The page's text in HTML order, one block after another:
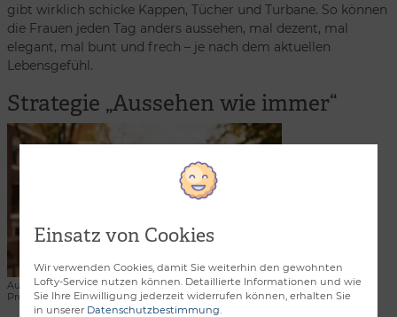
gibt wirklich schicke Kappen, Tücher und Turbane. So können
die Frauen jeden Tag anders aussehen, mal dezent, mal
elegant, mal bunt und frech – je nach dem aktuellen
Lebensgefühl.
Strategie „Aussehen wie immer“
Aussehen wie immer? Mit einer guten Perücke kein
Problem. | Foto: © pixabay.com/StockSnap
Einsatz von Cookies
Wir verwenden Cookies, damit Sie weiterhin den gewohnten
Lofty-Service nutzen können. Detaillierte Informationen und wie
Sie Ihre Einwilligung jederzeit widerrufen können, erhalten Sie
in unserer Datenschutzbestimmung